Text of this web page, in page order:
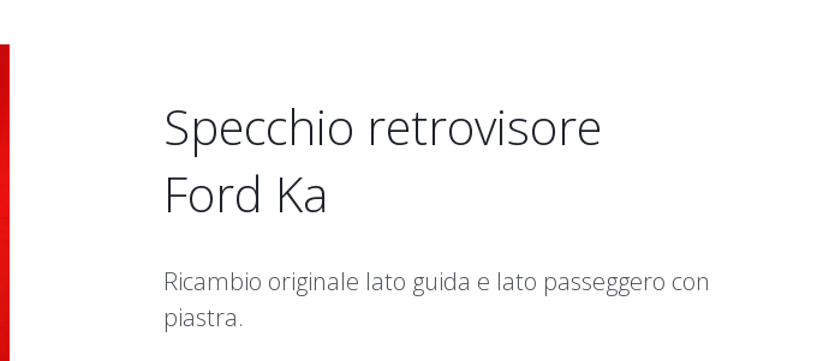
Specchio retrovisore
Ford Ka
Ricambio originale lato guida e lato passeggero con
piastra.